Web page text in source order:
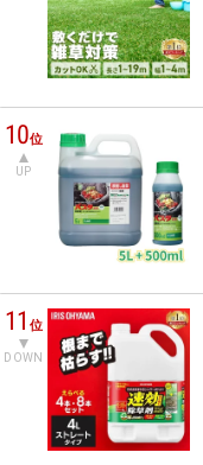
10位
UP
11位
DOWN